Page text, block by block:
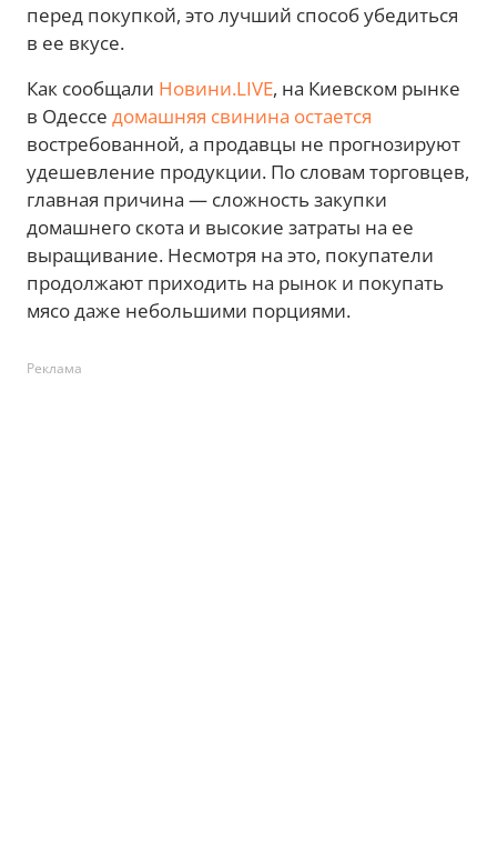
перед покупкой, это лучший способ убедиться
в ее вкусе.
Как сообщали Новини.LIVE, на Киевском рынке
в Одессе домашняя свинина остается
востребованной, а продавцы не прогнозируют
удешевление продукции. По словам торговцев,
главная причина — сложность закупки
домашнего скота и высокие затраты на ее
выращивание. Несмотря на это, покупатели
продолжают приходить на рынок и покупать
мясо даже небольшими порциями.
Реклама